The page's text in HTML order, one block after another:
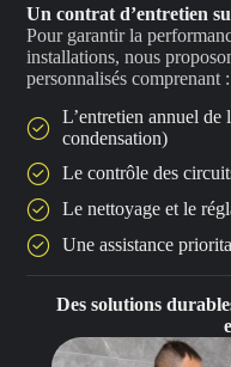
Des solutions
Un contrat d’entretien
Pour garantir la
installations, nous
personnalisés comprenant :
L’entretien annuel
condensation)
Le contrôle des
Le nettoyage et le
Une assistance